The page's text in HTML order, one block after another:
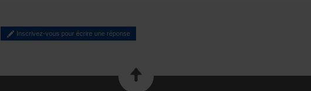
Inscrivez-vous pour écrire une réponse